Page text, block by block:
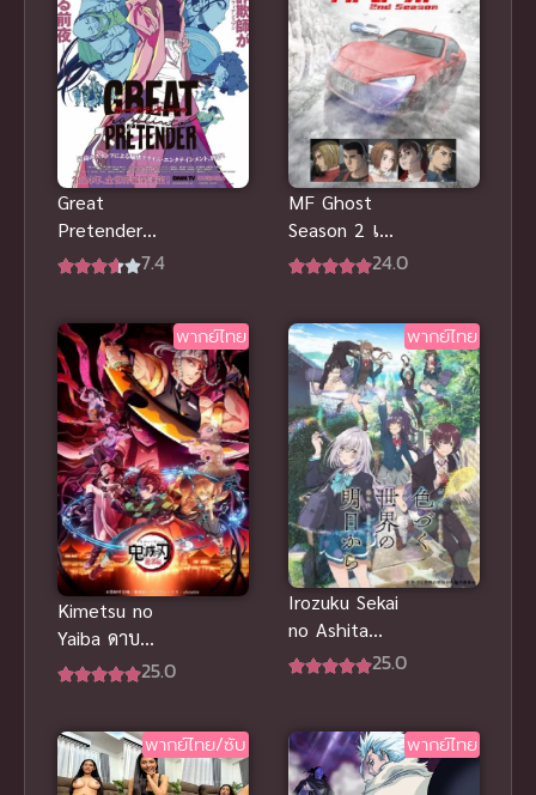
Great
Pretender
Razbliuto
โต พากย์ไทย
7.4
MF Ghost
Season 2 เอ็ม
เอฟ โกสต์24.0
พากย์ไทย
Kimetsu no
Yaiba ดาบ
พิฆาตอสูร ซับ
25.0
พากย์ไทย
Irozuku Sekai
no Ashita
kara สีสันของ25.0
พากย์ไทย/ซับ พากย์ไทย